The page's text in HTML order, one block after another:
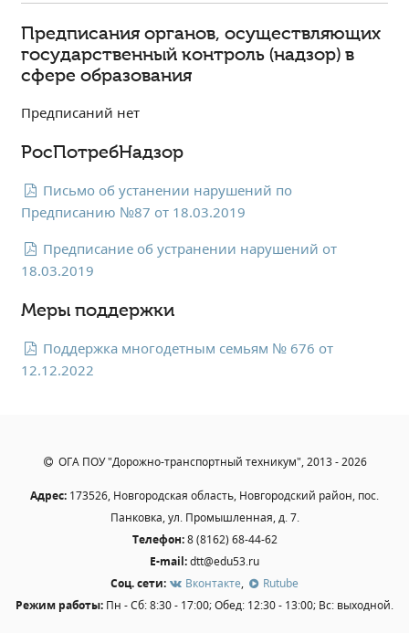
Фотографии техникума
ПОЛЕЗНЫЕ ССЫЛКИ
Министерство науки и высшего образования
РФ
Главное управление по контролю за оборотом
наркотиков
России"
Сбербанк Онлайн - оплачивайте
Предписания органов, осуществляющих
государственный контроль (надзор) в
сфере образования
Предписаний нет
РосПотребНадзор
Письмо об устанении нарушений по
Предписанию №87 от 18.03.2019
Предписание об устранении нарушений от
18.03.2019
Меры поддержки
Поддержка многодетным семьям № 676 от
12.12.2022
ОГА ПОУ "Дорожно-транспортный техникум", 2013 - 2026
Адрес: 173526, Новгородская область, Новгородский район, пос.
Панковка, ул. Промышленная, д. 7.
Телефон:8 (8162) 68-44-62
E-mail:dtt@edu53.ru
Соц. сети:
Вконтакте,
Rutube
Режим работы: Пн - Сб: 8:30 - 17:00; Обед: 12:30 - 13:00; Вс: выходной.